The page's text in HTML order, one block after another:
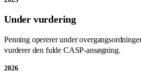
Under vurdering
Penning opererer under
vurderer den fulde CASP-ansøgning.
2026